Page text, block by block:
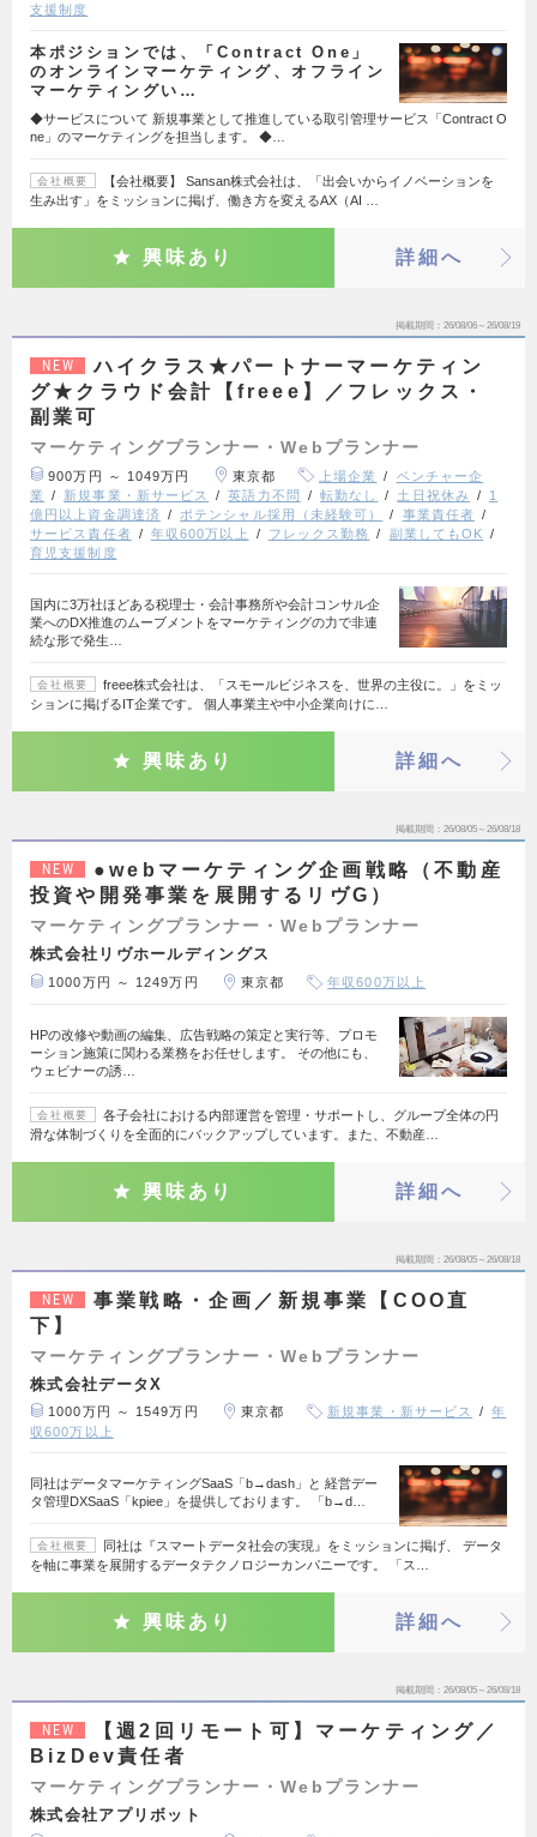
支援制度
本ポジションでは、「Contract One」
のオンラインマーケティング、オフライン
マーケティングい…
◆サービスについて 新規事業として推進している取引管理サービス「Contract O
ne」のマーケティングを担当します。 ◆…
会社概要
【会社概要】 Sansan株式会社は、「出会いからイノベーションを
生み出す」をミッションに掲げ、働き方を変えるAX（AI …
興味あり 詳細へ
掲載期間 26/08/06～26/08/19
NEW
ハイクラス★パートナーマーケティン
グ★クラウド会計【freee】／フレックス・
副業可
マーケティングプランナー・Webプランナー
900万円 ～ 1049万円 東京都 上場企業
ベンチャー企
業
新規事業・新サービス 英語力不問 転勤なし 土日祝休み
1
億円以上資金調達済
ポテンシャル採用（未経験可）
事業責任者
サービス責任者
年収600万以上 フレックス勤務
副業してもOK
育児支援制度
国内に3万社ほどある税理士・会計事務所や会計コンサル企
業へのDX推進のムーブメントをマーケティングの力で非連
続な形で発生…
会社概要
freee株式会社は、「スモールビジネスを、世界の主役に。」をミッ
ションに掲げるIT企業です。 個人事業主や中小企業向けに…
興味あり 詳細へ
掲載期間 26/08/05～26/08/18
NEW
●webマーケティング企画戦略（不動産
投資や開発事業を展開するリヴG）
マーケティングプランナー・Webプランナー
株式会社リヴホールディングス
1000万円 ～ 1249万円 東京都 年収600万以上
HPの改修や動画の編集、広告戦略の策定と実行等、プロモ
ーション施策に関わる業務をお任せします。 その他にも、
ウェビナーの誘…
会社概要
各子会社における内部運営を管理・サポートし、グループ全体の円
滑な体制づくりを全面的にバックアップしています。また、不動産…
興味あり 詳細へ
掲載期間 26/08/05～26/08/18
NEW
事業戦略・企画／新規事業【COO直
下】
マーケティングプランナー・Webプランナー
株式会社データX
1000万円 ～ 1549万円 東京都 新規事業・新サービス
年
収600万以上
同社はデータマーケティングSaaS「b→dash」と 経営デー
タ管理DXSaaS「kpiee」を提供しております。 「b→d…
会社概要
同社は『スマートデータ社会の実現』をミッションに掲げ、 データ
を軸に事業を展開するデータテクノロジーカンパニーです。 「ス…
興味あり 詳細へ
掲載期間 26/08/05～26/08/18
NEW
【週2回リモート可】マーケティング／
BizDev責任者
マーケティングプランナー・Webプランナー
株式会社アプリボット